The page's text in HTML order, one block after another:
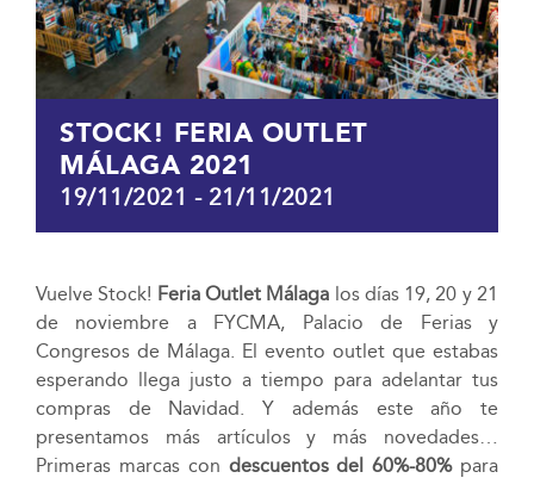
STOCK! FERIA OUTLET
MÁLAGA 2021
19/11/2021 - 21/11/2021
Vuelve Stock! Feria Outlet Málaga los días 19, 20 y 21
de noviembre a FYCMA, Palacio de Ferias y
Congresos de Málaga. El evento outlet que estabas
esperando llega justo a tiempo para adelantar tus
compras de Navidad. Y además este año te
presentamos más artículos y más novedades…
Primeras marcas con descuentos del 60%-80%para